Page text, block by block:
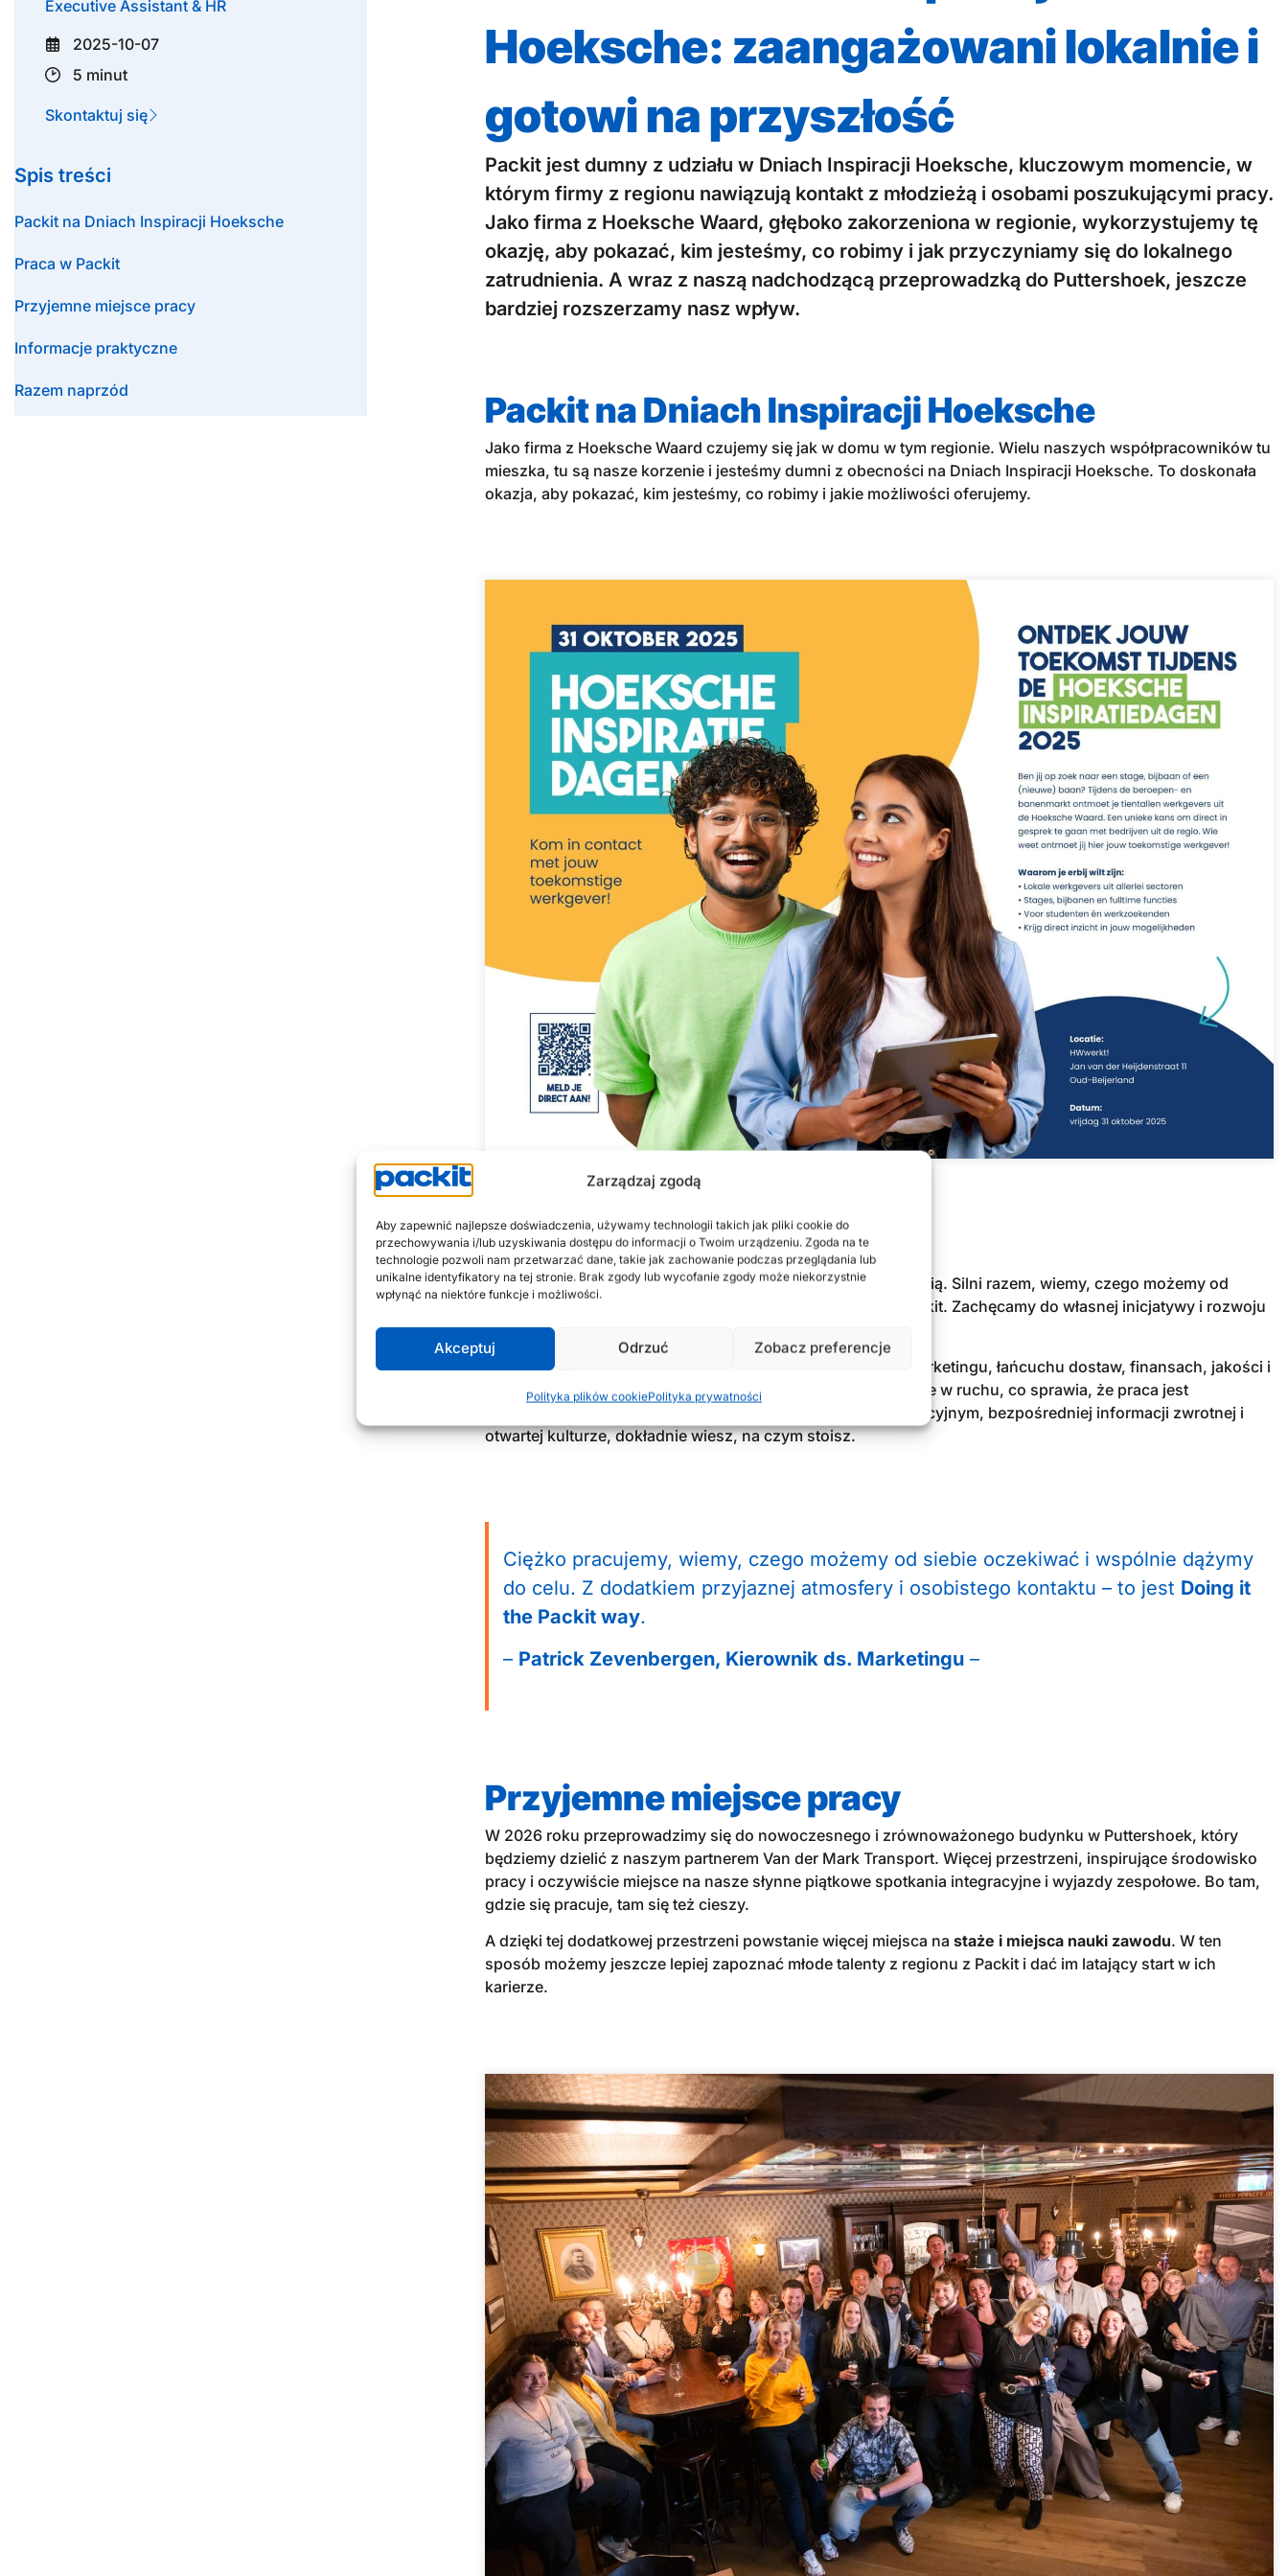
Zarządzaj zgodą
Aby zapewnić najlepsze doświadczenia, używamy technologii takich jak pliki cookie do
przechowywania i/lub uzyskiwania dostępu do informacji o Twoim urządzeniu. Zgoda na te
technologie pozwoli nam przetwarzać dane, takie jak zachowanie podczas przeglądania lub
unikalne identyfikatory na tej stronie. Brak zgody lub wycofanie zgody może niekorzystnie
wpłynąć na niektóre funkcje i możliwości.
Akceptuj Odrzuć Zobacz preferencje
Polityka plików cookiePolityka prywatności
Executive Assistant & HR
2025-10-07
5 minut
Skontaktuj się
Spis treści
Packit na Dniach Inspiracji Hoeksche
Praca w Packit
Przyjemne miejsce pracy
Informacje praktyczne
Razem naprzód
Hoeksche: zaangażowani lokalnie i
gotowi na przyszłość
Packit jest dumny z udziału w Dniach Inspiracji Hoeksche, kluczowym momencie, w
którym firmy z regionu nawiązują kontakt z młodzieżą i osobami poszukującymi pracy.
Jako firma z Hoeksche Waard, głęboko zakorzeniona w regionie, wykorzystujemy tę
okazję, aby pokazać, kim jesteśmy, co robimy i jak przyczyniamy się do lokalnego
zatrudnienia. A wraz z naszą nadchodzącą przeprowadzką do Puttershoek, jeszcze
bardziej rozszerzamy nasz wpływ.
Packit na Dniach Inspiracji Hoeksche
Jako firma z Hoeksche Waard czujemy się jak w domu w tym regionie. Wielu naszych współpracowników tu
mieszka, tu są nasze korzenie i jesteśmy dumni z obecności na Dniach Inspiracji Hoeksche. To doskonała
okazja, aby pokazać, kim jesteśmy, co robimy i jakie możliwości oferujemy.
Praca w Packit
U nas każdego dnia idziesz do pracy z przyjemnością i energią. Silni razem, wiemy, czego możemy od
siebie oczekiwać i wspólnie dążymy do celu – to właśnie Packit. Zachęcamy do własnej inicjatywy i rozwoju
osobistego, ponieważ Twój rozwój to także nasz rozwój.
Nasze zespoły w zakupach, sprzedaży, obsłudze klienta, marketingu, łańcuchu dostaw, finansach, jakości i
IT ściśle ze sobą współpracują. Handel detaliczny jest zawsze w ruchu, co sprawia, że praca jest
zróżnicowana i wymagająca. Dzięki krótkim liniom komunikacyjnym, bezpośredniej informacji zwrotnej i
otwartej kulturze, dokładnie wiesz, na czym stoisz.
Ciężko pracujemy, wiemy, czego możemy od siebie oczekiwać i wspólnie dążymy
do celu. Z dodatkiem przyjaznej atmosfery i osobistego kontaktu – to jest Doing it
the Packit way.
– Patrick Zevenbergen, Kierownik ds. Marketingu –
Przyjemne miejsce pracy
W 2026 roku przeprowadzimy się do nowoczesnego i zrównoważonego budynku w Puttershoek, który
będziemy dzielić z naszym partnerem Van der Mark Transport. Więcej przestrzeni, inspirujące środowisko
pracy i oczywiście miejsce na nasze słynne piątkowe spotkania integracyjne i wyjazdy zespołowe. Bo tam,
gdzie się pracuje, tam się też cieszy.
A dzięki tej dodatkowej przestrzeni powstanie więcej miejsca na staże i miejsca nauki zawodu. W ten
sposób możemy jeszcze lepiej zapoznać młode talenty z regionu z Packit i dać im latający start w ich
karierze.